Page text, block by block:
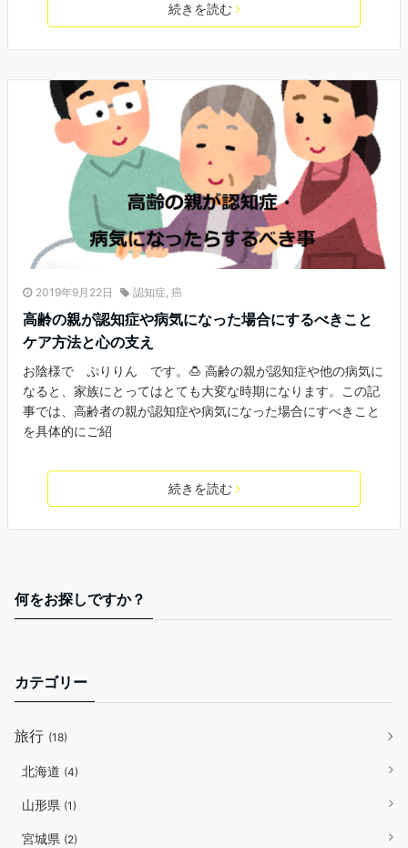
続きを読む
2019年9月22日 認知症, 癌
高齢の親が認知症や病気になった場合にするべきこと
ケア方法と心の支え
お陰様で ぷりりん です。🍮 高齢の親が認知症や他の病気に
なると、家族にとってはとても大変な時期になります。この記
事では、高齢者の親が認知症や病気になった場合にすべきこと
を具体的にご紹
続きを読む
何をお探しですか？
カテゴリー
旅行 (18)
北海道 (4)
山形県 (1)
宮城県 (2)